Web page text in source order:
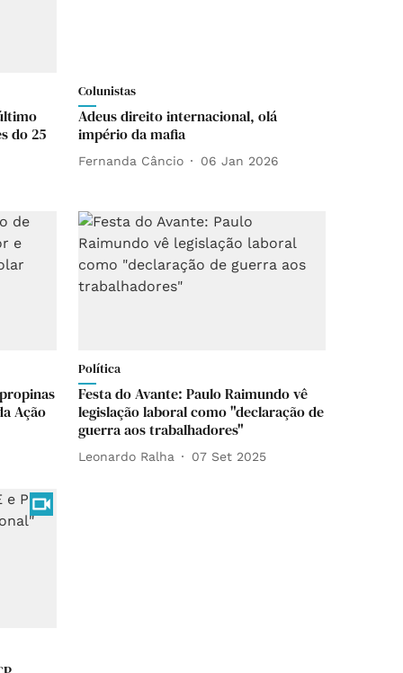
do 25
Colunistas
Adeus direito internacional, olá
império da mafia
Fernanda Câncio 06 Jan 2026
Ação
Política
Festa do Avante: Paulo Raimundo vê
legislação laboral como "declaração de
guerra aos trabalhadores"
Leonardo Ralha 07 Set 2025